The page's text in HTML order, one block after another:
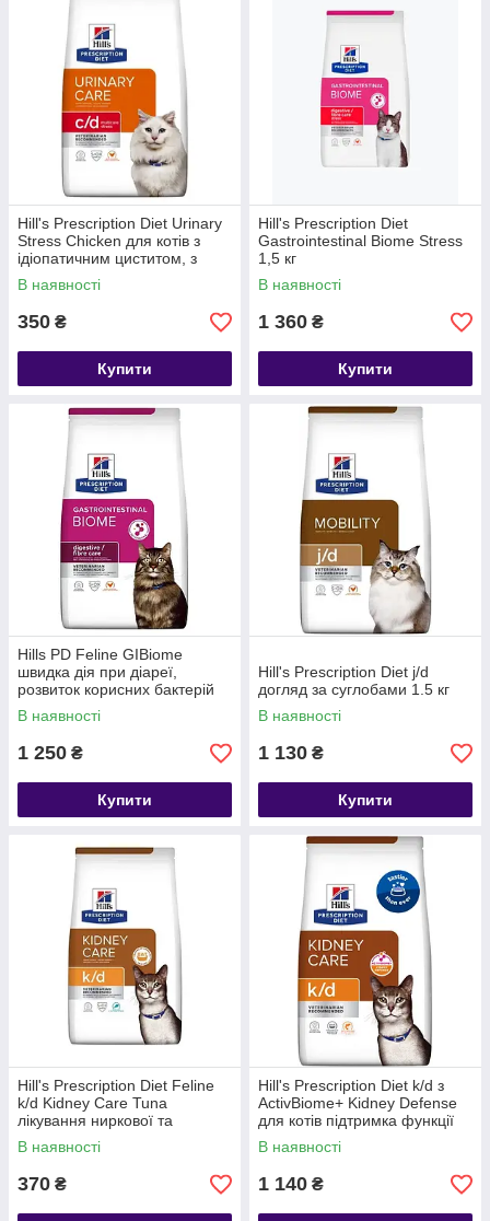
Hill's Prescription Diet Urinary
Stress Chicken для котів з
ідіопатичним циститом, з
куркою, 400 г
В наявності
350 ₴
Купити
Hill's Prescription Diet
Gastrointestinal Biome Stress
1,5 кг
В наявності
1 360 ₴
Купити
Hills PD Feline GIBiome
швидка дія при діареї,
розвиток корисних бактерій
1,5 кг
В наявності
1 250 ₴
Купити
Hill's Prescription Diet j/d
догляд за суглобами 1.5 кг
В наявності
1 130 ₴
Купити
Hill's Prescription Diet Feline
k/d Kidney Care Tuna
лікування ниркової та
серцевої недостатньості з
тунцем 0.4 кг
В наявності
370 ₴
Hill's Prescription Diet k/d з
ActivBiome+ Kidney Defense
для котів підтримка функції
нирок з лососем 1.5 кг
В наявності
1 140 ₴